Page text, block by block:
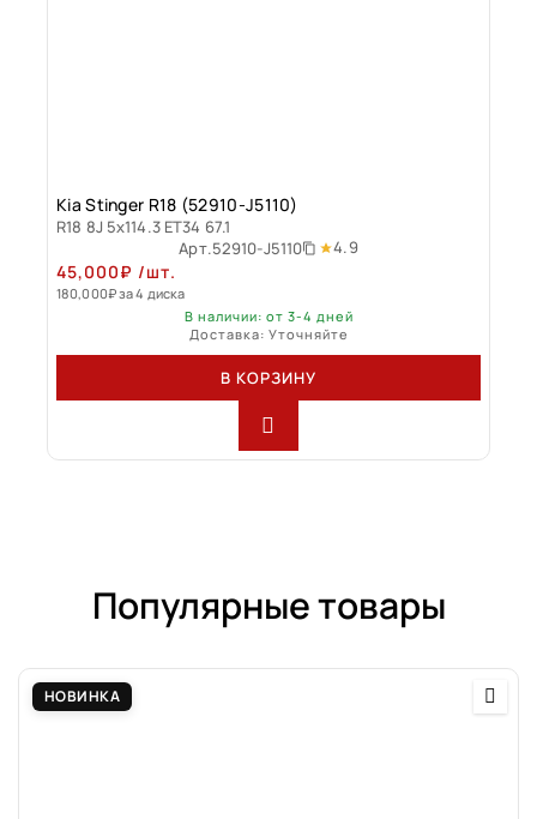
Kia Stinger R18 (52910-J5110)
R18 8J 5x114.3 ET34 67.1
Арт.52910-J5110 4.9
45,000₽ /шт.
180,000₽за 4 диска
В наличии: от 3-4 дней
Доставка: Уточняйте
В КОРЗИНУ
Популярные товары
НОВИНКА